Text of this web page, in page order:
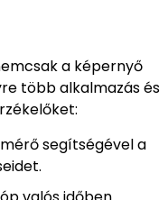
a képernyő
több alkalmazás és
segítségével a